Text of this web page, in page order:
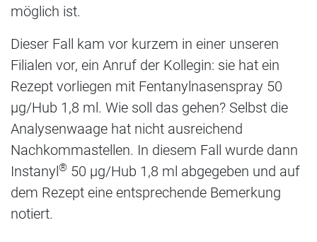
möglich ist.
Dieser Fall kam vor kurzem in einer unseren
Filialen vor, ein Anruf der Kollegin: sie hat ein
Rezept vorliegen mit Fentanylnasenspray 50
µg/Hub 1,8 ml. Wie soll das gehen? Selbst die
Analysenwaage hat nicht ausreichend
Nachkommastellen. In diesem Fall wurde dann
Instanyl® 50 µg/Hub 1,8 ml abgegeben und auf
dem Rezept eine entsprechende Bemerkung
notiert.